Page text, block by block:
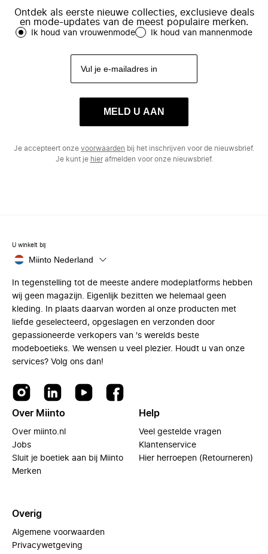
Ontdek als eerste nieuwe collecties, exclusieve deals
en mode-updates van de meest populaire merken.
Ik houd van vrouwenmode Ik houd van mannenmode
MELD U AAN
Je accepteert onze voorwaarden bij het inschrijven voor de nieuwsbrief.
Je kunt je hierafmelden voor onze nieuwsbrief.
U winkelt bij
Miinto Nederland
In tegenstelling tot de meeste andere modeplatforms hebben
wij geen magazijn. Eigenlijk bezitten we helemaal geen
kleding. In plaats daarvan worden al onze producten met
liefde geselecteerd, opgeslagen en verzonden door
gepassioneerde verkopers van 's werelds beste
modeboetieks. We wensen u veel plezier. Houdt u van onze
services? Volg ons dan!
Over Miinto
Over miinto.nl
Jobs
Sluit je boetiek aan bij Miinto
Merken
Help
Veel gestelde vragen
Klantenservice
Hier herroepen (Retourneren)
Overig
Algemene voorwaarden
Privacywetgeving